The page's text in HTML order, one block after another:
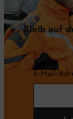
Bleib auf
E-Mail-